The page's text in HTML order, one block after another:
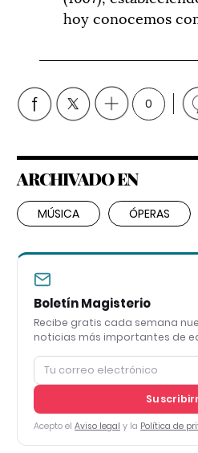
hoy conocemos
0
ARCHIVADO EN
MÚSICA ÓPERAS
Boletín Magisterio
Recibe gratis cada semana
noticias más importantes de
Acepto el Aviso legal y la Política de